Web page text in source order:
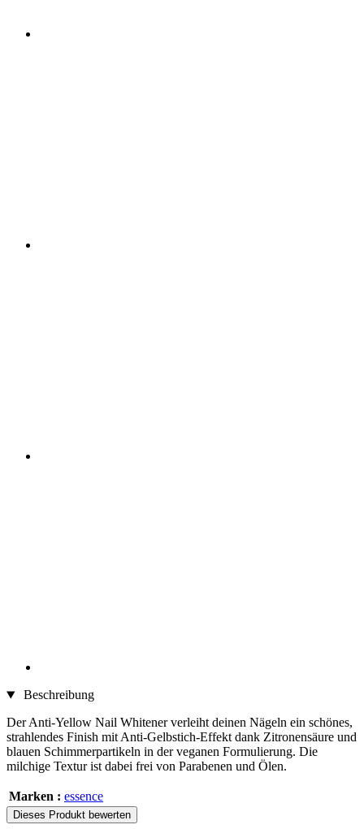
Beschreibung
Der Anti-Yellow Nail Whitener verleiht deinen Nägeln ein schönes,
strahlendes Finish mit Anti-Gelbstich-Effekt dank Zitronensäure und
blauen Schimmerpartikeln in der veganen Formulierung. Die
milchige Textur ist dabei frei von Parabenen und Ölen.
Marken : essence
Dieses Produkt bewerten